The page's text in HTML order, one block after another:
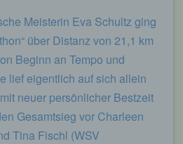
Meisterin Eva Schultz ging
über Distanz von 21,1 km
Beginn an Tempo und
lief eigentlich auf sich allein
neuer persönlicher Bestzeit
Gesamtsieg vor Charleen
Tina Fischl (WSV